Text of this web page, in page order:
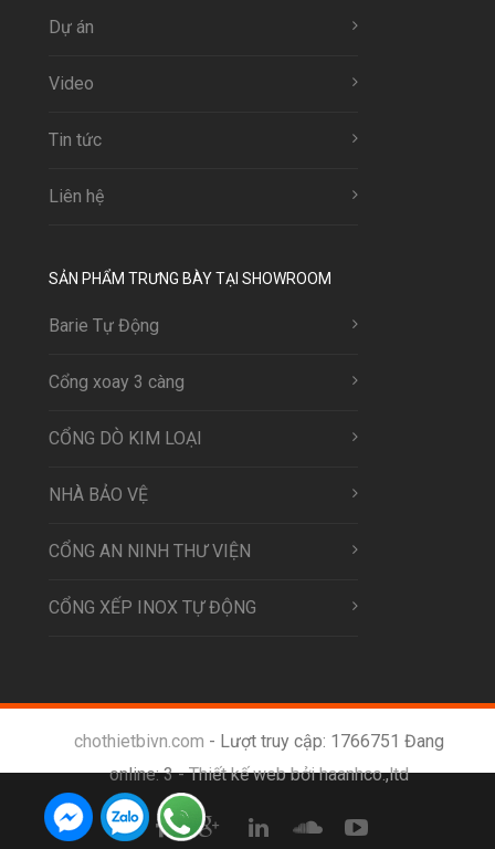
Dự án
Video
Tin tức
Liên hệ
SẢN PHẨM TRƯNG BÀY TẠI SHOWROOM
Barie Tự Động
Cổng xoay 3 càng
CỔNG DÒ KIM LOẠI
NHÀ BẢO VỆ
CỔNG AN NINH THƯ VIỆN
CỔNG XẾP INOX TỰ ĐỘNG
chothietbivn.com - Lượt truy cập: 1766751 Đang
online: 3 -Thiết kế web bởi haanhco.,ltd